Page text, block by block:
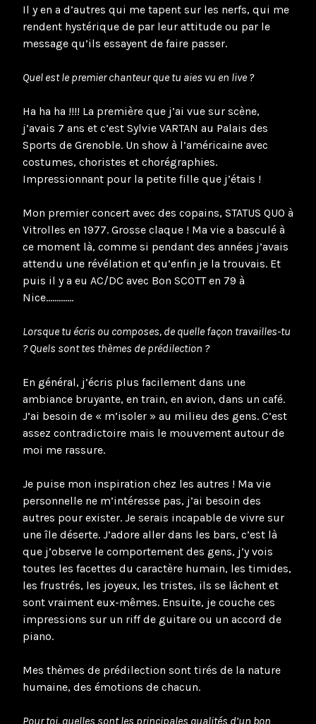
Il y en a d’autres qui me tapent sur les nerfs, qui me
rendent hystérique de par leur attitude ou par le
message qu’ils essayent de faire passer.
Quel est le premier chanteur que tu aies vu en live ?
Ha ha ha !!!! La première que j’ai vue sur scène,
j’avais 7 ans et c’est Sylvie VARTAN au Palais des
Sports de Grenoble. Un show à l’américaine avec
costumes, choristes et chorégraphies.
Impressionnant pour la petite fille que j’étais !
Mon premier concert avec des copains, STATUS QUO à
Vitrolles en 1977. Grosse claque ! Ma vie a basculé à
ce moment là, comme si pendant des années j’avais
attendu une révélation et qu’enfin je la trouvais. Et
puis il y a eu AC/DC avec Bon SCOTT en 79 à
Nice………….
Lorsque tu écris ou composes, de quelle façon travailles-tu
? Quels sont tes thèmes de prédilection ?
En général, j’écris plus facilement dans une
ambiance bruyante, en train, en avion, dans un café.
J’ai besoin de « m’isoler » au milieu des gens. C’est
assez contradictoire mais le mouvement autour de
moi me rassure.
Je puise mon inspiration chez les autres ! Ma vie
personnelle ne m’intéresse pas, j’ai besoin des
autres pour exister. Je serais incapable de vivre sur
une île déserte. J’adore aller dans les bars, c’est là
que j’observe le comportement des gens, j’y vois
toutes les facettes du caractère humain, les timides,
les frustrés, les joyeux, les tristes, ils se lâchent et
sont vraiment eux-mêmes. Ensuite, je couche ces
impressions sur un riff de guitare ou un accord de
piano.
Mes thèmes de prédilection sont tirés de la nature
humaine, des émotions de chacun.
Pour toi, quelles sont les principales qualités d’un bon